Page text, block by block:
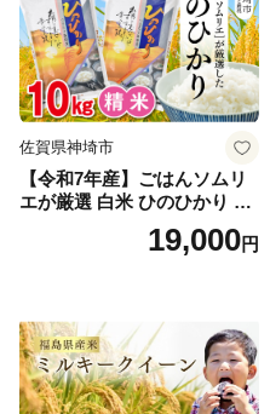
佐賀県神埼市
【令和7年産】ごはんソムリ
エが厳選 白米 ひのひかり 10
米 10kg 5kg×2 ひのひかり ブ
19,000円